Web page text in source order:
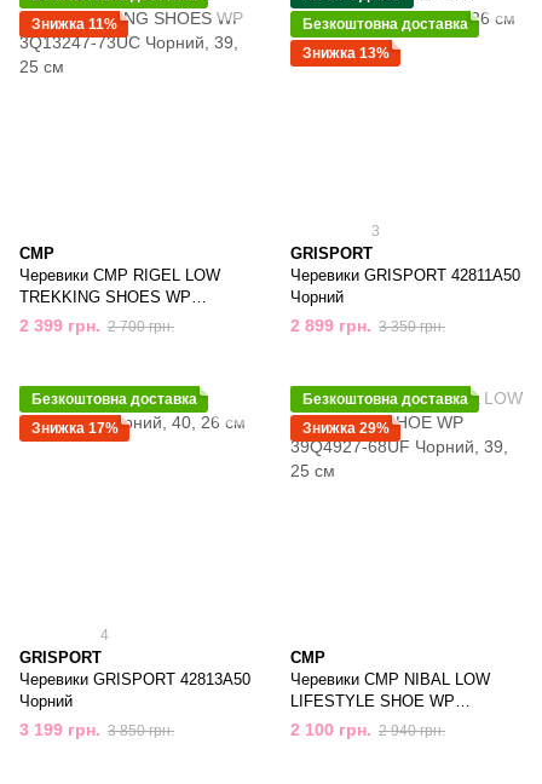
Знижка 11%
CMP
Черевики CMP RIGEL LOW
TREKKING SHOES WP
3Q13247-73UC Чорний
2 399 грн. 2 700 грн.
Безкоштовна доставка
Знижка 13%
3
GRISPORT
Черевики GRISPORT 42811A50
Чорний
2 899 грн. 3 350 грн.
Безкоштовна доставка
Знижка 17%
4
GRISPORT
Черевики GRISPORT 42813A50
Чорний
3 199 грн. 3 850 грн.
Безкоштовна доставка
Знижка 29%
CMP
Черевики CMP NIBAL LOW
LIFESTYLE SHOE WP
39Q4927-68UF Чорний
2 100 грн. 2 940 грн.